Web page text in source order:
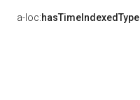
a-loc: